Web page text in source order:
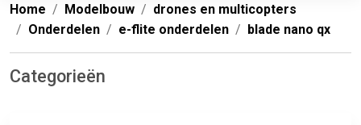
Home Modelbouw
drones en multicopters
Onderdelen
e-flite onderdelen blade nano qx
Categorieën